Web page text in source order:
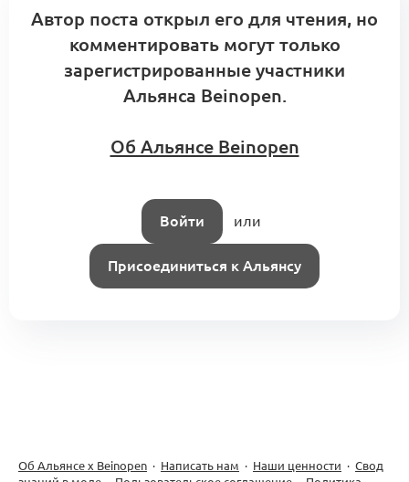
Автор поста открыл его для чтения, но
комментировать могут только
зарегистрированные участники
Альянса Beinopen.
Об Альянсе Beinopen
Войти или
Присоединиться к Альянсу
Об Альянсе х Beinopen · Написать нам · Наши ценности · Свод